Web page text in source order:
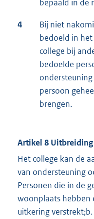
bepaald in de
4
Bij niet
bedoeld in
college bij
bedoelde
persoon
brengen.
Artikel 8
Het college kan de
van ondersteuning
Personen die in de
woonplaats hebben
uitkering